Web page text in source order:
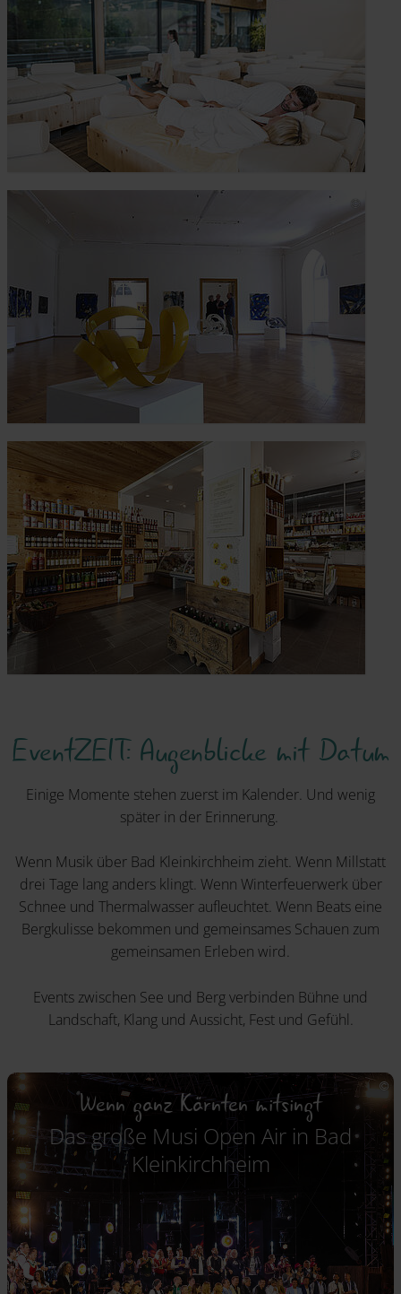
EventZEIT: Augenblicke mit Datum
Einige Momente stehen zuerst im Kalender. Und wenig
später in der Erinnerung.
Wenn Musik über Bad Kleinkirchheim zieht. Wenn Millstatt
drei Tage lang anders klingt. Wenn Winterfeuerwerk über
Schnee und Thermalwasser aufleuchtet. Wenn Beats eine
Bergkulisse bekommen und gemeinsames Schauen zum
gemeinsamen Erleben wird.
Events zwischen See und Berg verbinden Bühne und
Landschaft, Klang und Aussicht, Fest und Gefühl.
Wenn ganz Kärnten mitsingt
Das große Musi Open Air in Bad
Kleinkirchheim